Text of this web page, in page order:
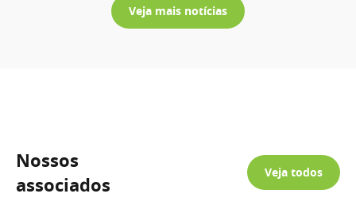
Veja mais notícias
Nossos
associados
Veja todos